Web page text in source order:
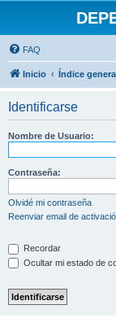
FAQ
Inicio Índice
Identificarse
Nombre de Usuario:
Contraseña:
Olvidé mi contraseña
Reenviar email de
Recordar
Ocultar mi estado de